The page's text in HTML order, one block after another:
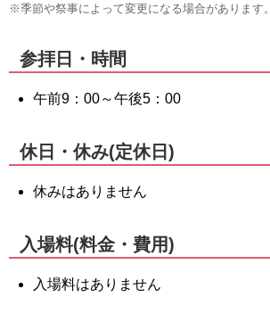
※季節や祭事によって変更になる場合があります。
参拝日・時間
午前9：00～午後5：00
休日・休み(定休日)
休みはありません
入場料(料金・費用)
入場料はありません